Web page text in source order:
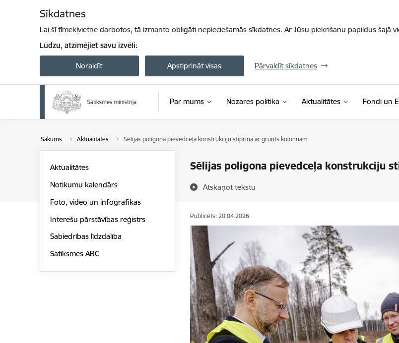
Sīkdatnes
Lai šī tīmekļvietne darbotos, tā izmanto obligāti nepieciešamās sīkdatnes. Ar Jūsu piekrišanu papildus šajā
Lūdzu, atzīmējiet savu izvēli:
Noraidīt Apstiprināt visas Pārvaldīt sīkdatnes
Par mums Nozares politika Aktualitātes Fondi un
Sākums Aktualitātes Sēlijas poligona pievedceļa konstrukciju stiprina ar grunts kolonnām
Sēlijas poligona pievedceļa konstrukciju
Atskaņot tekstu
Aktualitātes
Notikumu kalendārs
Foto, video un infografikas
Interešu pārstāvības reģistrs
Sabiedrības līdzdalība
Satiksmes ABC
Publicēts: 20.04.2026.